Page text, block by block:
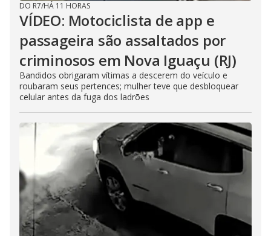
DO R7/HÁ 11 HORAS
VÍDEO: Motociclista de app e
passageira são assaltados por
criminosos em Nova Iguaçu (RJ)
Bandidos obrigaram vítimas a descerem do veículo e
roubaram seus pertences; mulher teve que desbloquear
celular antes da fuga dos ladrões